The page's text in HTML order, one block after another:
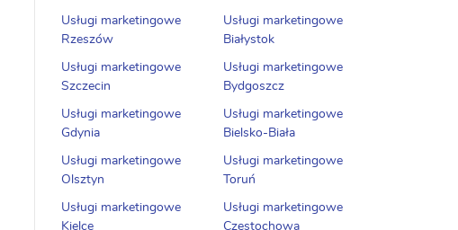
Usługi marketingowe
Rzeszów
Usługi marketingowe
Białystok
Usługi marketingowe
Szczecin
Usługi marketingowe
Bydgoszcz
Usługi marketingowe
Gdynia
Usługi marketingowe
Bielsko-Biała
Usługi marketingowe
Olsztyn
Usługi marketingowe
Toruń
Usługi marketingowe
Kielce
Usługi marketingowe
Częstochowa